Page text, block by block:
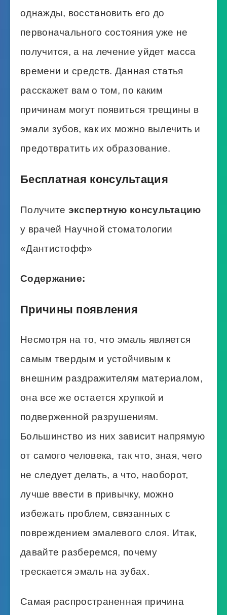
однажды, восстановить его до
первоначального состояния уже не
получится, а на лечение уйдет масса
времени и средств. Данная статья
расскажет вам о том, по каким
причинам могут появиться трещины в
эмали зубов, как их можно вылечить и
предотвратить их образование.
Бесплатная консультация
Получите экспертную консультацию
у врачей Научной стоматологии
«Дантистофф»
Содержание:
Причины появления
Несмотря на то, что эмаль является
самым твердым и устойчивым к
внешним раздражителям материалом,
она все же остается хрупкой и
подверженной разрушениям.
Большинство из них зависит напрямую
от самого человека, так что, зная, чего
не следует делать, а что, наоборот,
лучше ввести в привычку, можно
избежать проблем, связанных с
повреждением эмалевого слоя. Итак,
давайте разберемся, почему
трескается эмаль на зубах.
Самая распространенная причина